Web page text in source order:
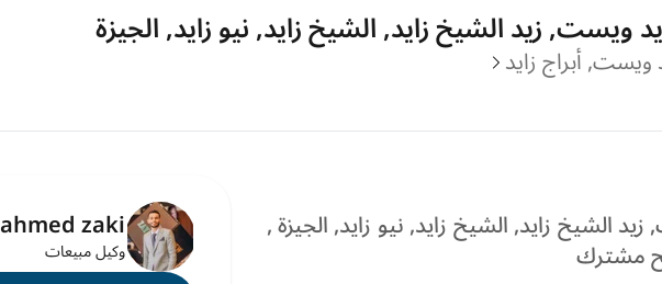
زيد الشيخ زايد, الشيخ زايد, نيو زايد, الجيزة
ويست, أبراج زايد
الشيخ زايد, الشيخ زايد, نيو زايد, الجيزة ,
مشترك
ahmed zaki
وكيل مبيعات